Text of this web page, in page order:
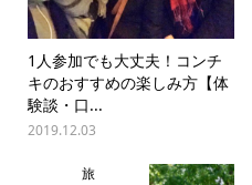
1人参加でも大丈夫！コンチ
キのおすすめの楽しみ方【体
験談・口...
2019.12.03
旅